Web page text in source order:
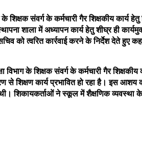
शिक्षक संवर्ग के कर्मचारी गैर शिक्षकीय कार्य
शाला में अध्यापन कार्य हेतु शीघ्र ही
को त्वरित कार्रवाई करने के निर्देश देते हुए
के शिक्षक संवर्ग के कर्मचारी गैर
शिक्षण कार्य प्रभावित हो रहा है। इस आशय
शिकायकर्ताओं ने स्कूल में शैक्षणिक व्यवस्था